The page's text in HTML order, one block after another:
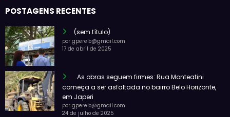
POSTAGENS RECENTES
(sem título)
por gperelo@gmail.com
17 de abril de 2025
As obras seguem firmes: Rua Monteatini
começa a ser asfaltada no bairro Belo Horizonte,
em Japeri
por gperelo@gmail.com
24 de julho de 2025